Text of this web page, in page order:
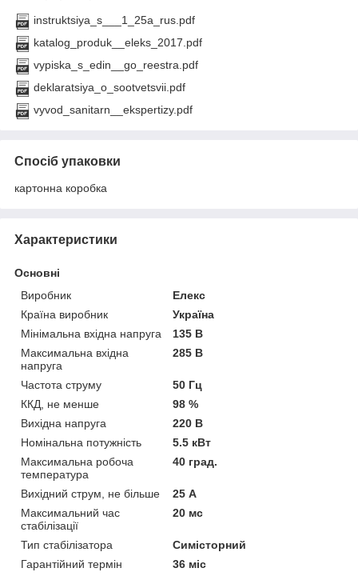
instruktsiya_s___1_25a_rus.pdf
katalog_produk__eleks_2017.pdf
vypiska_s_edin__go_reestra.pdf
deklaratsiya_o_sootvetsvii.pdf
vyvod_sanitarn__ekspertizy.pdf
Спосіб упаковки
картонна коробка
Характеристики
Основні
Виробник
Елекс
Країна виробник
Україна
Мінімальна вхідна напруга
135 В
Максимальна вхідна
напруга
285 В
Частота струму
50 Гц
ККД, не менше
98 %
Вихідна напруга
220 В
Номінальна потужність
5.5 кВт
Максимальна робоча
температура
40 град.
Вихідний струм, не більше
25 А
Максимальний час
стабілізації
20 мс
Тип стабілізатора
Симісторний
Гарантійний термін
36 міс